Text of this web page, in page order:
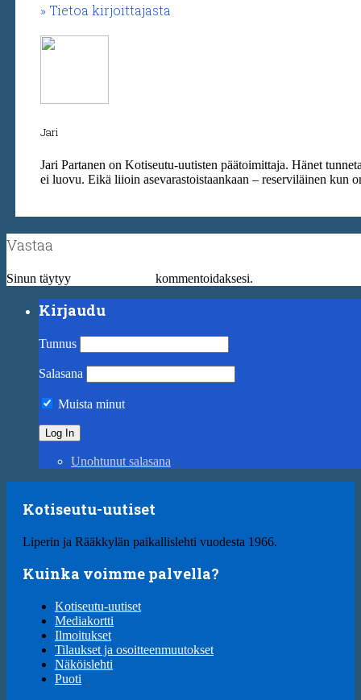
Tietoa kirjoittajasta
Jari
Jari Partanen on Kotiseutu-uutisten päätoimittaja. Hänet
ei luovu. Eikä liioin asevarastoistaankaan – reserviläinen kun
Vastaa
Sinun täytyy kommentoidaksesi.
Kirjaudu
Tunnus
Salasana
Muista minut
Unohtunut salasana
Kotiseutu-uutiset
Liperin ja Rääkkylän paikallislehti vuodesta 1966.
Kuinka voimme palvella?
Kotiseutu-uutiset
Mediakortti
Ilmoitukset
Tilaukset ja osoitteenmuutokset
Näköislehti
Puoti